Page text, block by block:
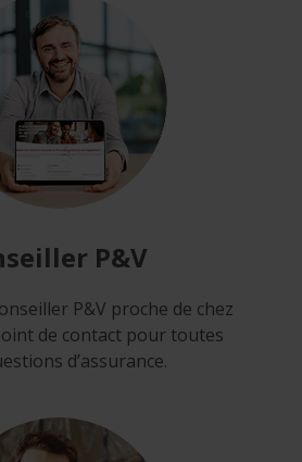
P&V
P&V proche de chez
de contact pour toutes
d’assurance.